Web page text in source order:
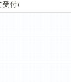
付）